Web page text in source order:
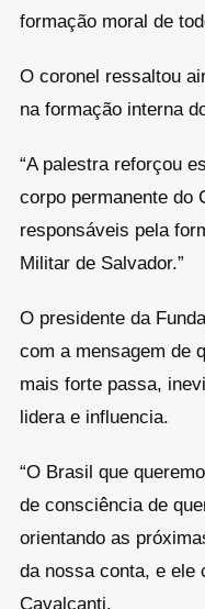
formação moral de
O coronel ressaltou
na formação interna
“A palestra reforçou
corpo permanente do
responsáveis pela
Militar de Salvador.”
O presidente da
com a mensagem de
mais forte passa,
lidera e influencia.
“O Brasil que
de consciência de
orientando as
da nossa conta, e ele
Cavalcanti.